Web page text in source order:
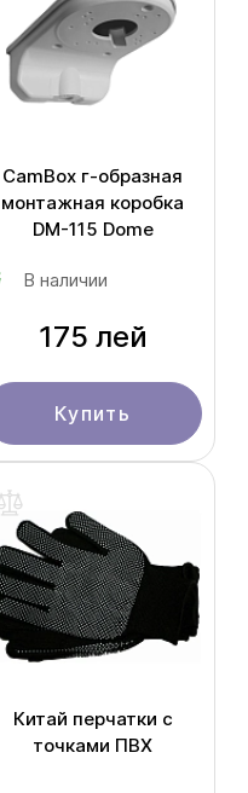
CamBox г-образная
монтажная коробка
DM-115 Dome
В наличии
175 лей
Купить
Китай перчатки с
точками ПВХ